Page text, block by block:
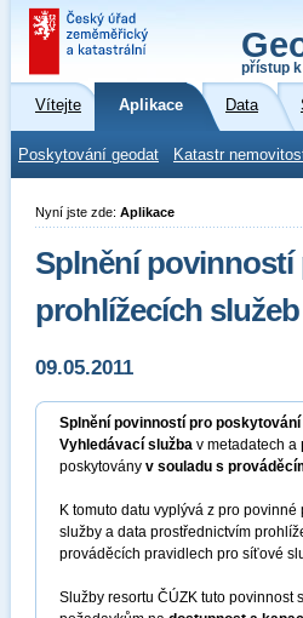
přístup
Vítejte Aplikace Data
Poskytování geodat Katastr
Nyní jste zde: Aplikace
Splnění povinností
prohlížecích služeb
09.05.2011
Splnění povinností pro
Vyhledávací služba v metadatech a
poskytovány v souladu s
K tomuto datu vyplývá z pro
služby a data prostřednictvím
prováděcích pravidlech pro síťové
Služby resortu ČÚZK tuto povinnost